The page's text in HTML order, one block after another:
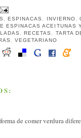
, ESPINACAS , INVIERNO,
ESPINACAS ACEITUNAS
, RECETAS , TARTA
,VEGETARIANO
de comer verdura